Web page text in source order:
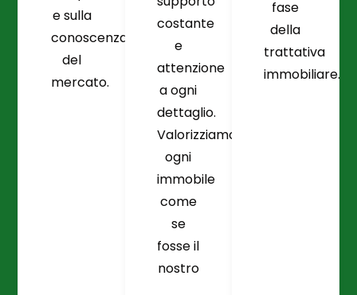
e sulla
conoscenza
del
mercato.
costante
e
attenzione
a ogni
dettaglio.
Valorizziamo
ogni
immobile
come
se
fosse il
nostro
fase
della
trattativa
immobiliare.